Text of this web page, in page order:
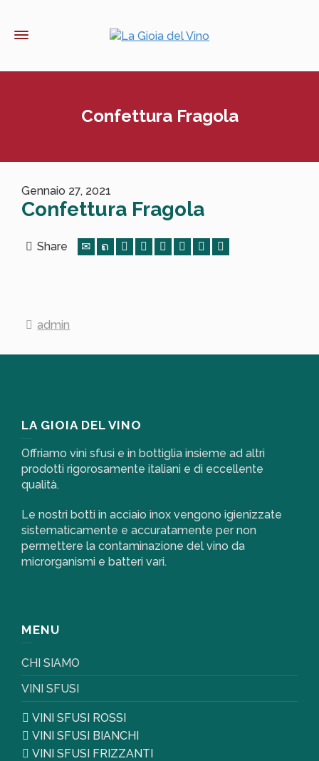
Confettura Fragola
Gennaio 27, 2021
Confettura Fragola
Share
admin
LA GIOIA DEL VINO
Offriamo vini sfusi e in bottiglia insieme ad altri
prodotti rigorosamente italiani e di eccellente
qualità.
Le nostri botti in acciaio inox vengono igienizzate
sistematicamente e accuratamente per non
permettere la contaminazione del vino da
microrganismi e batteri vari.
MENU
CHI SIAMO
VINI SFUSI
VINI SFUSI ROSSI
VINI SFUSI BIANCHI
VINI SFUSI FRIZZANTI